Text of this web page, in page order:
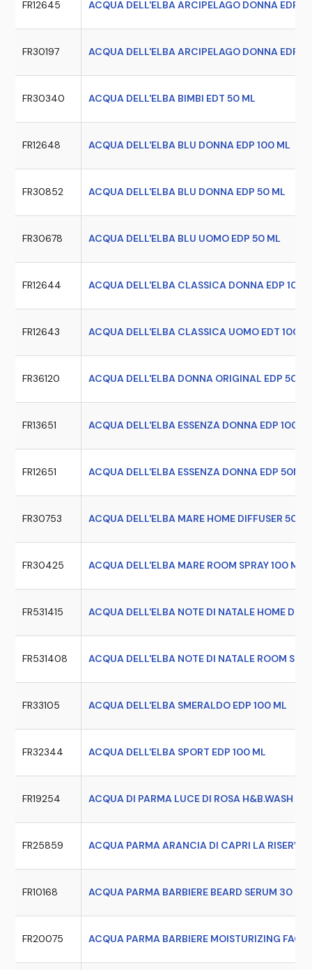
FR12645 ACQUA DELL'ELBA ARCIPELAGO DONNA EDP
FR30197 ACQUA DELL'ELBA ARCIPELAGO DONNA EDP
FR30340 ACQUA DELL'ELBA BIMBI EDT 50 ML
FR12648 ACQUA DELL'ELBA BLU DONNA EDP 100 ML
FR30852 ACQUA DELL'ELBA BLU DONNA EDP 50 ML
FR30678 ACQUA DELL'ELBA BLU UOMO EDP 50 ML
FR12644 ACQUA DELL'ELBA CLASSICA DONNA EDP 100
FR12643 ACQUA DELL'ELBA CLASSICA UOMO EDT 100
FR36120 ACQUA DELL'ELBA DONNA ORIGINAL EDP 50
FR13651 ACQUA DELL'ELBA ESSENZA DONNA EDP 100
FR12651 ACQUA DELL'ELBA ESSENZA DONNA EDP 50ML
FR30753 ACQUA DELL'ELBA MARE HOME DIFFUSER 500
FR30425 ACQUA DELL'ELBA MARE ROOM SPRAY 100 ML
FR531415 ACQUA DELL'ELBA NOTE DI NATALE HOME
FR531408 ACQUA DELL'ELBA NOTE DI NATALE ROOM
FR33105 ACQUA DELL'ELBA SMERALDO EDP 100 ML
FR32344 ACQUA DELL'ELBA SPORT EDP 100 ML
FR19254 ACQUA DI PARMA LUCE DI ROSA H&B.WASH
FR25859 ACQUA PARMA ARANCIA DI CAPRI LA RISERVA
FR10168 ACQUA PARMA BARBIERE BEARD SERUM 30 ML
FR20075 ACQUA PARMA BARBIERE MOISTURIZING